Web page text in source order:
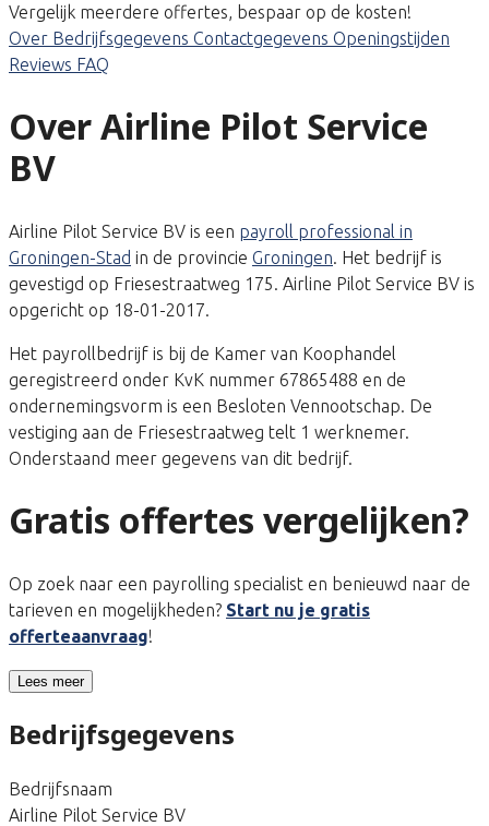
Vergelijk meerdere offertes, bespaar op de kosten!
Over Bedrijfsgegevens Contactgegevens Openingstijden
Reviews FAQ
Over Airline Pilot Service
BV
Airline Pilot Service BV is een payroll professional in
Groningen-Stad in de provincie Groningen. Het bedrijf is
gevestigd op Friesestraatweg 175. Airline Pilot Service BV is
opgericht op 18-01-2017.
Het payrollbedrijf is bij de Kamer van Koophandel
geregistreerd onder KvK nummer 67865488 en de
ondernemingsvorm is een Besloten Vennootschap. De
vestiging aan de Friesestraatweg telt 1 werknemer.
Onderstaand meer gegevens van dit bedrijf.
Gratis offertes vergelijken?
Op zoek naar een payrolling specialist en benieuwd naar de
tarieven en mogelijkheden? Start nu je gratis
offerteaanvraag!
Lees meer
Bedrijfsgegevens
Bedrijfsnaam
Airline Pilot Service BV